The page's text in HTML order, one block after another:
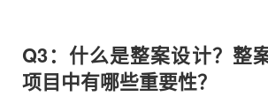
Q3：什么是整案设计？整
项目中有哪些重要性？